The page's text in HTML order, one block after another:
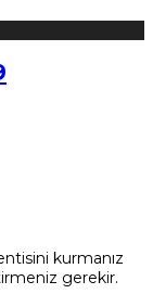
kurmanız
gerekir.